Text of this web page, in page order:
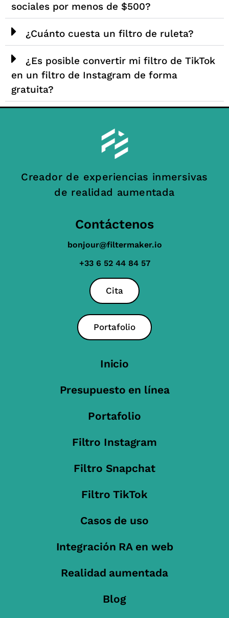
sociales por menos de $500?
¿Cuánto cuesta un filtro de ruleta?
¿Es posible convertir mi filtro de TikTok
en un filtro de Instagram de forma
gratuita?
Creador de experiencias inmersivas
de realidad aumentada
Contáctenos
bonjour@filtermaker.io
+33 6 52 44 84 57
Cita
Portafolio
Inicio
Presupuesto en línea
Portafolio
Filtro Instagram
Filtro Snapchat
Filtro TikTok
Casos de uso
Integración RA en web
Realidad aumentada
Blog